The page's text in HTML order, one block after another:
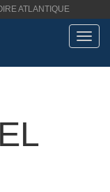
ATLANTIQUE